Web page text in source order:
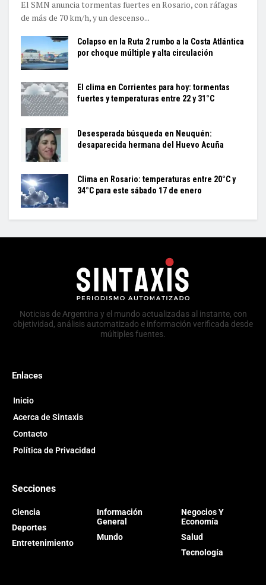
El SMN anuncia tormentas fuertes en Rosario, con ráfagas
de más de 70 km/h, y un descenso...
Colapso en la Ruta 2 rumbo a la Costa Atlántica
por choque múltiple y alta circulación
El clima en Corrientes para hoy: tormentas
fuertes y temperaturas entre 22 y 31°C
Desesperada búsqueda en Neuquén:
desaparecida hermana del Huevo Acuña
Clima en Rosario: temperaturas entre 20°C y
34°C para este sábado 17 de enero
Noticias de Argentina y el mundo actualizadas al instante, con
objetividad, análisis automatizado e información verificada desde
múltiples fuentes.
Enlaces
Inicio
Acerca de Sintaxis
Contacto
Política de Privacidad
Secciones
Ciencia
Deportes
Entretenimiento
Información
General
Mundo
Negocios Y
Economía
Salud
Tecnología